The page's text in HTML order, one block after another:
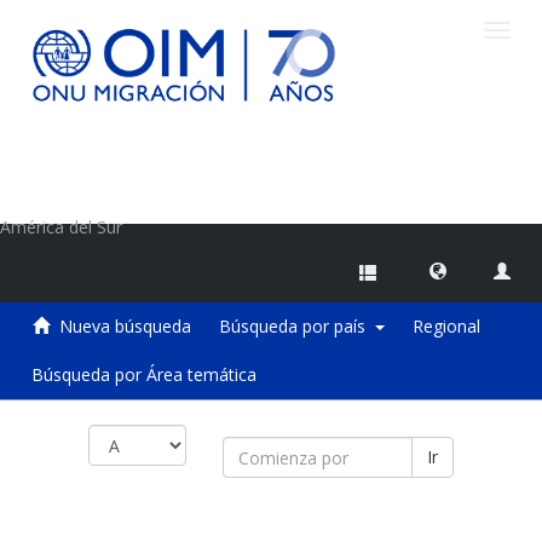
América del Sur
Nueva búsqueda Búsqueda por país Regional
Búsqueda por Área temática
Ir